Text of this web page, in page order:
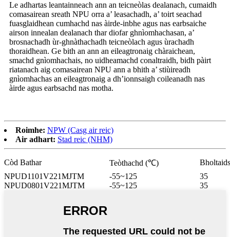
Le adhartas leantainneach ann an teicneòlas dealanach, cumaidh
comasairean sreath NPU orra a’ leasachadh, a’ toirt seachad
fuasglaidhean cumhachd nas àirde-inbhe agus nas earbsaiche
airson innealan dealanach thar diofar ghnìomhachasan, a’
brosnachadh ùr-ghnàthachadh teicneòlach agus ùrachadh
thoraidhean. Ge bith an ann an eileagtronaig chàraichean,
smachd gnìomhachais, no uidheamachd conaltraidh, bidh pàirt
riatanach aig comasairean NPU ann a bhith a’ stiùireadh
gnìomhachas an eileagtronaig a dh’ionnsaigh coileanadh nas
àirde agus earbsachd nas motha.
Roimhe: NPW (Casg air reic)
Air adhart: Stad reic (NHM)
Còd Bathar Teòthachd (℃)
NPUD1101V221MJTM
-55~125
35
NPUD0801V221MJTM
-55~125 35